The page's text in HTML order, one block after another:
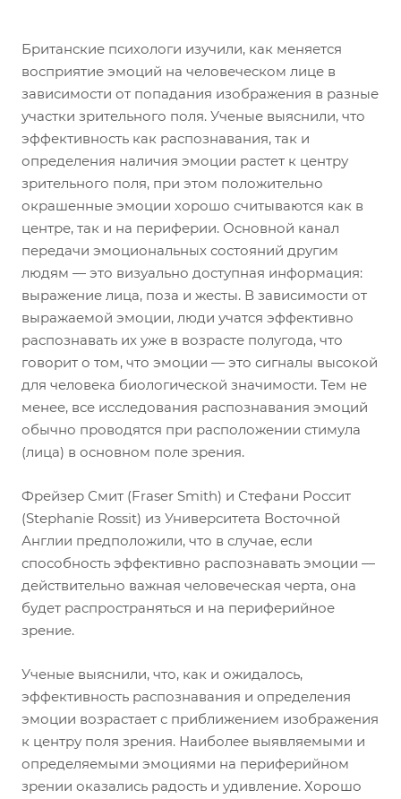
Британские психологи изучили, как меняется
восприятие эмоций на человеческом лице в
зависимости от попадания изображения в разные
участки зрительного поля. Ученые выяснили, что
эффективность как распознавания, так и
определения наличия эмоции растет к центру
зрительного поля, при этом положительно
окрашенные эмоции хорошо считываются как в
центре, так и на периферии. Основной канал
передачи эмоциональных состояний другим
людям — это визуально доступная информация:
выражение лица, поза и жесты. В зависимости от
выражаемой эмоции, люди учатся эффективно
распознавать их уже в возрасте полугода, что
говорит о том, что эмоции — это сигналы высокой
для человека биологической значимости. Тем не
менее, все исследования распознавания эмоций
обычно проводятся при расположении стимула
(лица) в основном поле зрения.
Фрейзер Смит (Fraser Smith) и Стефани Россит
(Stephanie Rossit) из Университета Восточной
Англии предположили, что в случае, если
способность эффективно распознавать эмоции —
действительно важная человеческая черта, она
будет распространяться и на периферийное
зрение.
Ученые выяснили, что, как и ожидалось,
эффективность распознавания и определения
эмоции возрастает с приближением изображения
к центру поля зрения. Наиболее выявляемыми и
определяемыми эмоциями на периферийном
зрении оказались радость и удивление. Хорошо